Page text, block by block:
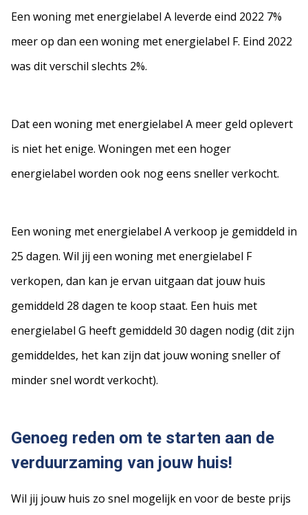
Een woning met energielabel A leverde eind 2022 7%
meer op dan een woning met energielabel F. Eind 2022
was dit verschil slechts 2%.
Dat een woning met energielabel A meer geld oplevert
is niet het enige. Woningen met een hoger
energielabel worden ook nog eens sneller verkocht.
Een woning met energielabel A verkoop je gemiddeld in
25 dagen. Wil jij een woning met energielabel F
verkopen, dan kan je ervan uitgaan dat jouw huis
gemiddeld 28 dagen te koop staat. Een huis met
energielabel G heeft gemiddeld 30 dagen nodig (dit zijn
gemiddeldes, het kan zijn dat jouw woning sneller of
minder snel wordt verkocht).
Genoeg reden om te starten aan de
verduurzaming van jouw huis!
Wil jij jouw huis zo snel mogelijk en voor de beste prijs